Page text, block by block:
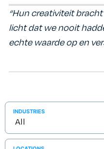
“Hun creativiteit
licht dat we nooit
echte waarde op en
INDUSTRIES